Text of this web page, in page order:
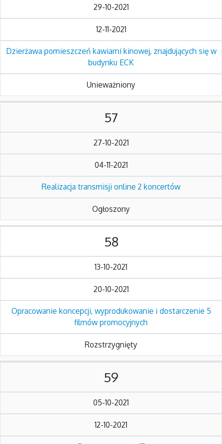
29-10-2021
12-11-2021
Dzierżawa pomieszczeń kawiarni kinowej, znajdujących się w
budynku ECK
Unieważniony
57
27-10-2021
04-11-2021
Realizacja transmisji online 2 koncertów
Ogłoszony
58
13-10-2021
20-10-2021
Opracowanie koncepcji, wyprodukowanie i dostarczenie 5
filmów promocyjnych
Rozstrzygnięty
59
05-10-2021
12-10-2021